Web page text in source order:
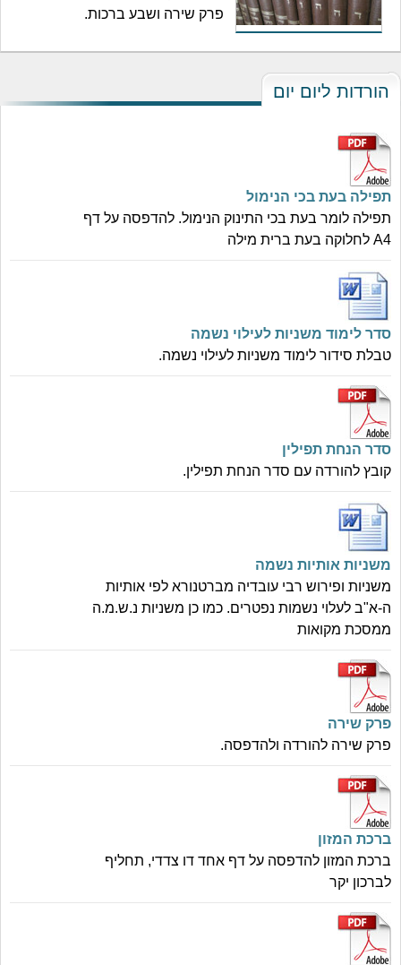
פרק שירה ושבע ברכות.
הורדות ליום יום
תפילה בעת בכי הנימול
תפילה לומר בעת בכי התינוק הנימול. להדפסה על דף
A4 לחלוקה בעת ברית מילה
סדר לימוד משניות לעילוי נשמה
טבלת סידור לימוד משניות לעילוי נשמה.
סדר הנחת תפילין
קובץ להורדה עם סדר הנחת תפילין.
משניות אותיות נשמה
משניות ופירוש רבי עובדיה מברטנורא לפי אותיות
ה-א"ב לעלוי נשמות נפטרים. כמו כן משניות נ.ש.מ.ה
ממסכת מקואות
פרק שירה
פרק שירה להורדה ולהדפסה.
ברכת המזון
ברכת המזון להדפסה על דף אחד דו צדדי, תחליף
לברכון יקר